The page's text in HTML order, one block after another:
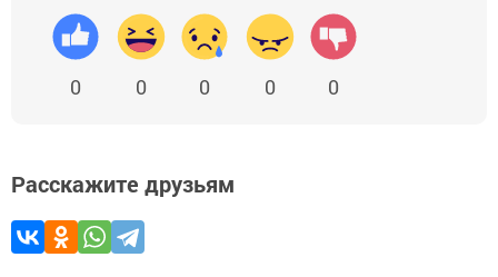
0 0 0 0 0
Расскажите друзьям